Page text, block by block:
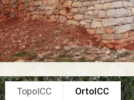
TopoICC OrtoICC